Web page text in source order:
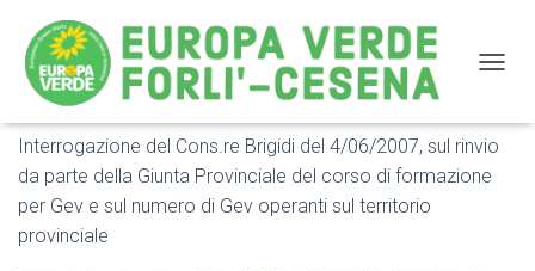
Gev e vigilanza venatoria – interrogazione in Consiglio
Provinciale
Interrogazione del Cons.re Brigidi del 4/06/2007, sul rinvio
da parte della Giunta Provinciale del corso di formazione
per Gev e sul numero di Gev operanti sul territorio
provinciale